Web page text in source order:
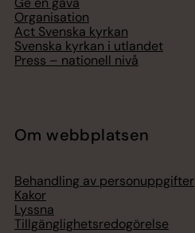
Organisation
Act Svenska kyrkan
Svenska kyrkan i utlandet
Press – nationell nivå
Om webbplatsen
Behandling av personuppgifter
Kakor
Lyssna
Tillgänglighetsredogörelse